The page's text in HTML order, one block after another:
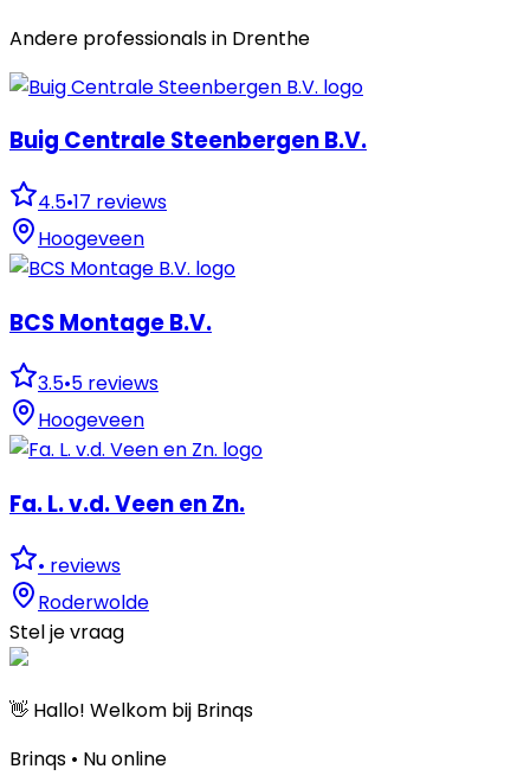
Andere professionals in Drenthe
Buig Centrale Steenbergen B.V.
4.5•17 reviews
Hoogeveen
BCS Montage B.V.
3.5•5 reviews
Hoogeveen
Fa. L. v.d. Veen en Zn.
• reviews
Roderwolde
Stel je vraag
👋 Hallo! Welkom bij Brinqs
Brinqs • Nu online